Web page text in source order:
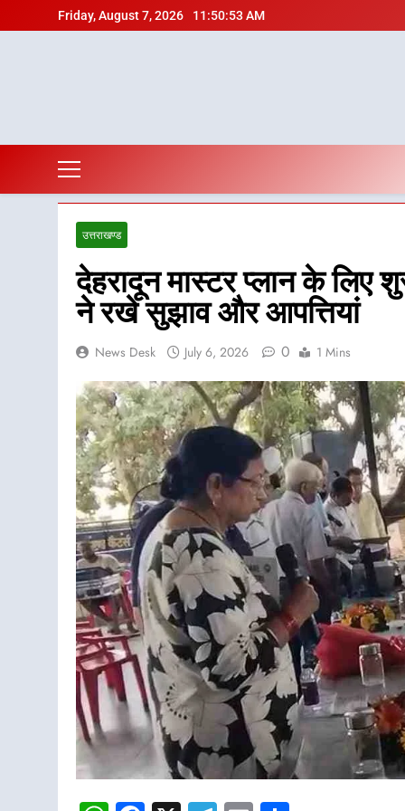
to
Friday, August 7, 2026 11:50:54 AM
उत्तराखण्ड
देहरादून मास्टर प्लान के लिए
ने रखे सुझाव और आपत्तियां
News Desk July 6, 2026 0 1 Mins